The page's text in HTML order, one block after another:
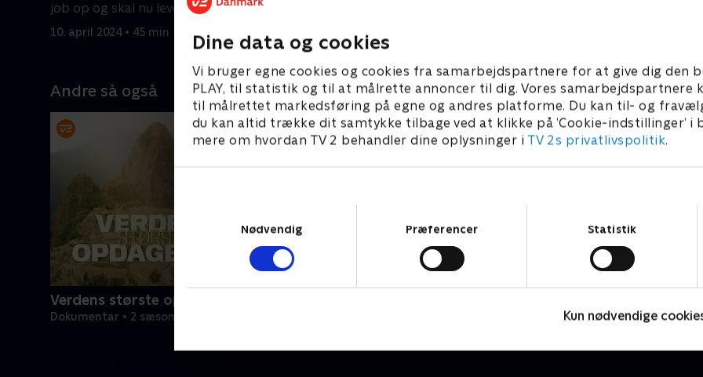
Dine data og cookies
Vi bruger egne cookies og cookies fra samarbejdspartnere for at give dig den
PLAY, til statistik og til at målrette annoncer til dig. Vores samarbejdspartnere
til målrettet markedsføring på egne og andres platforme. Du kan til- og
du kan altid trække dit samtykke tilbage ved at klikke på ’Cookie-indstillinger’ i
mere om hvordan TV 2 behandler dine oplysninger i TV 2s privatlivspolitik.
Nødvendig
Præferencer Statistik
Kun nødvendige
job op og skal nu leve af det, han
tjener som kobbersmed.
10. april 2024 • 45 min 10. april 2024 • 45 min
Andre så også
Verdens største opdagelser
Dokumentar • 2 sæsoner